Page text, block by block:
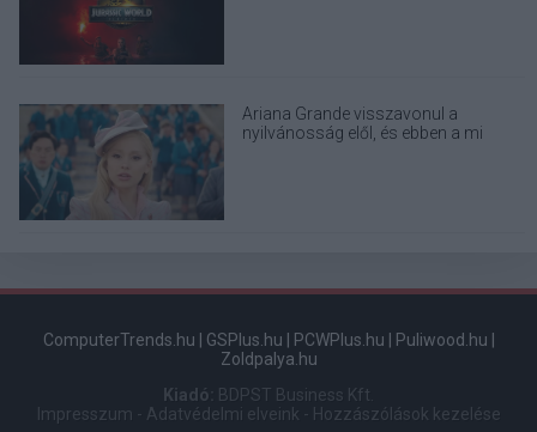
Ariana Grande visszavonul a
nyilvánosság elől, és ebben a mi
ComputerTrends.hu GSPlus.hu PCWPlus.hu Puliwood.hu
Zoldpalya.hu
Kiadó:
BDPST Business Kft.
Impresszum - Adatvédelmi elveink - Hozzászólások kezelése